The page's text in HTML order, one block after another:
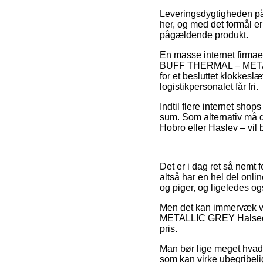
Leveringsdygtigheden
her, og med det formål
pågældende produkt.
En masse internet
BUFF THERMAL –
for et besluttet
logistikpersonalet får fri.
Indtil flere internet
sum. Som alternativ må
Hobro eller Haslev – vil
Det er i dag ret så nemt
altså har en hel del
og piger, og ligeledes
Men det kan immervæk
METALLIC GREY
pris.
Man bør lige meget
som kan virke